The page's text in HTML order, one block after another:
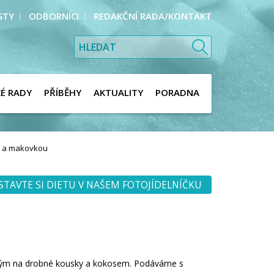
ODBORNÍCI REDAKČNÍ RADA/KONTAKT
RADY PŘÍBĚHY AKTUALITY PORADNA
makovkou
SI DIETU V NAŠEM FOTOJÍDELNÍČKU
na drobné kousky a kokosem. Podáváme s